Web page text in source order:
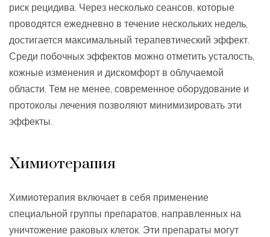
риск рецидива. Через несколько сеансов, которые
проводятся ежедневно в течение нескольких недель,
достигается максимальный терапевтический эффект.
Среди побочных эффектов можно отметить усталость,
кожные изменения и дискомфорт в облучаемой
области. Тем не менее, современное оборудование и
протоколы лечения позволяют минимизировать эти
эффекты.
Химиотерапия
Химиотерапия включает в себя применение
специальной группы препаратов, направленных на
уничтожение раковых клеток. Эти препараты могут